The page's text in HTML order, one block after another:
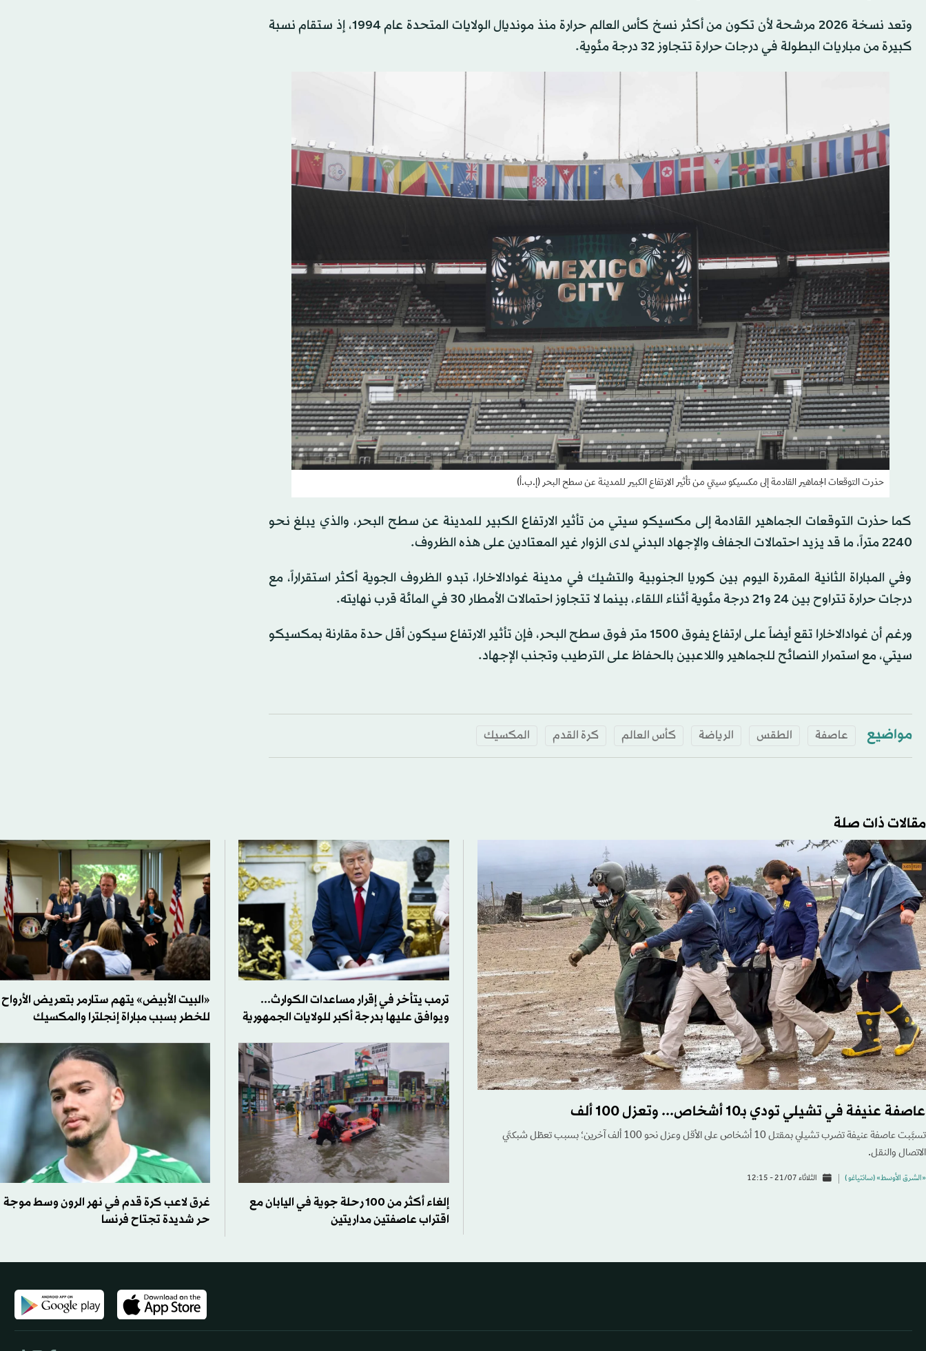
وتعد نسخة 2026 مرشحة لأن تكون من أكثر نسخ كأس العالم حرارة منذ مونديال الولايات المتحدة عام 1994، إذ ستقام نسبة
كبيرة من مباريات البطولة في درجات حرارة تتجاوز 32 درجة مئوية.
حذرت التوقعات الجماهير القادمة إلى مكسيكو سيتي من تأثير الارتفاع الكبير للمدينة عن سطح البحر (إ.ب.أ)
كما حذرت التوقعات الجماهير القادمة إلى مكسيكو سيتي من تأثير الارتفاع الكبير للمدينة عن سطح البحر، والذي يبلغ نحو
2240 متراً، ما قد يزيد احتمالات الجفاف والإجهاد البدني لدى الزوار غير المعتادين على هذه الظروف.
وفي المباراة الثانية المقررة اليوم بين كوريا الجنوبية والتشيك في مدينة غوادالاخارا، تبدو الظروف الجوية أكثر استقراراً، مع
درجات حرارة تتراوح بين 24 و21 درجة مئوية أثناء اللقاء، بينما لا تتجاوز احتمالات الأمطار 30 في المائة قرب نهايته.
ورغم أن غوادالاخارا تقع أيضاً على ارتفاع يفوق 1500 متر فوق سطح البحر، فإن تأثير الارتفاع سيكون أقل حدة مقارنة بمكسيكو
سيتي، مع استمرار النصائح للجماهير واللاعبين بالحفاظ على الترطيب وتجنب الإجهاد.
مواضيع عاصفة الطقس الرياضة كأس العالم كرة القدم المكسيك
مقالات ذات صلة
عاصفة عنيفة في تشيلي تودي بـ10 أشخاص... وتعزل 100 ألف
تسبَّبت عاصفة عنيفة تضرب تشيلي بمقتل 10 أشخاص على الأقل وعزل نحو 100 ألف آخرين؛ بسبب تعطّل شبكتَي
الاتصال والنقل.
«الشرق الأوسط» (سانتياغو ) الثلاثاء 21/07 - 12:15
ترمب يتأخر في إقرار مساعدات الكوارث...
ويوافق عليها بدرجة أكبر للولايات الجمهورية
«البيت الأبيض» يتهم ستارمر بتعريض الأرواح
للخطر بسبب مباراة إنجلترا والمكسيك
إلغاء أكثر من 100 رحلة جوية في اليابان مع
اقتراب عاصفتين مداريتين
غرق لاعب كرة قدم في نهر الرون وسط موجة
حر شديدة تجتاح فرنسا